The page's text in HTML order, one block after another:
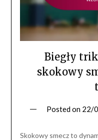
Biegły
skokowy
Posted on 22/
Skokowy smecz to